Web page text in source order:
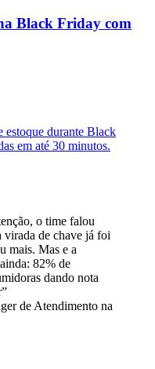
Black Friday com
estoque durante Black
em até 30 minutos.
o time falou
virada de chave já foi
mais. Mas e a
82% de
dando nota
de Atendimento na